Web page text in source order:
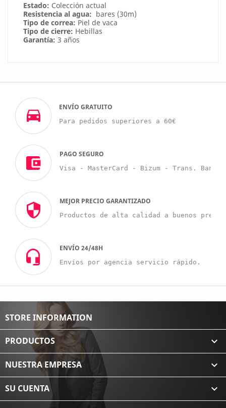
Estado: Colección actual
Resistencia al agua: bares (30m)
Tipo de correa: Piel de vaca
Tipo de cierre: Hebillas
Garantía: 3 años
ENVÍO GRATUITO
Para pedidos superiores a 60€
PAGO SEGURO
Visa - MasterCard - Bizum - Trans.
MEJOR PRECIO GARANTIZADO
Productos de alta calidad a buenos
ENVÍO 24/48H
Envíos por agencia servicio rápido.
STORE INFORMATION
PRODUCTOS 
NUESTRA EMPRESA 
SU CUENTA 